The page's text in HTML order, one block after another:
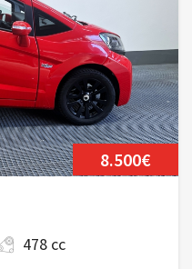
8.500€
478 cc